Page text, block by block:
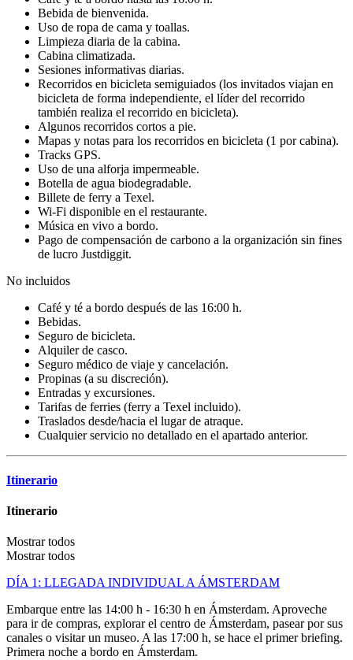
Bebida de bienvenida.
Uso de ropa de cama y toallas.
Limpieza diaria de la cabina.
Cabina climatizada.
Sesiones informativas diarias.
Recorridos en bicicleta semiguiados (los invitados viajan en
bicicleta de forma independiente, el líder del recorrido
también realiza el recorrido en bicicleta).
Algunos recorridos cortos a pie.
Mapas y notas para los recorridos en bicicleta (1 por cabina).
Tracks GPS.
Uso de una alforja impermeable.
Botella de agua biodegradable.
Billete de ferry a Texel.
Wi-Fi disponible en el restaurante.
Música en vivo a bordo.
Pago de compensación de carbono a la organización sin fines
de lucro Justdiggit.
No incluidos
Café y té a bordo después de las 16:00 h.
Bebidas.
Seguro de bicicleta.
Alquiler de casco.
Seguro médico de viaje y cancelación.
Propinas (a su discreción).
Entradas y excursiones.
Tarifas de ferries (ferry a Texel incluido).
Traslados desde/hacia el lugar de atraque.
Cualquier servicio no detallado en el apartado anterior.
Itinerario
Itinerario
Mostrar todos
Mostrar todos
DÍA 1: LLEGADA INDIVIDUAL A ÁMSTERDAM
Embarque entre las 14:00 h - 16:30 h en Ámsterdam. Aproveche
para ir de compras, explorar el centro de Ámsterdam, pasear por sus
canales o visitar un museo. A las 17:00 h, se hace el primer briefing.
Primera noche a bordo en Ámsterdam.